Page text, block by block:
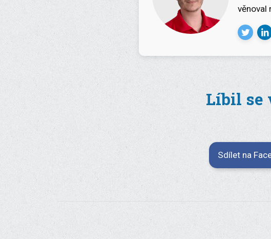
věnoval
Líbil se
Sdílet na